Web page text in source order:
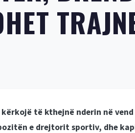
të kthejnë nderin në
e drejtorit sportiv, dhe